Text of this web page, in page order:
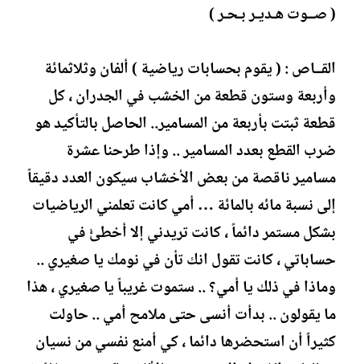
( صــوت هـديـر بـحـر )
القــاص : ( يقوم بحسابات رياضية ) ألفان وثلاثمائة
وأربعة وستون قطعة من الخشب في الجدران ، كل
قطعة ثبتت بأربعة من المسامير.. الحاصل بالتأكيد هو
ضرب القطع بعدد المسامير .. وإذا طرحنا عشرة
مسامير ناقصة من بعض الأخشاب سيكون العدد دقيقاً
إلى نسبة مائه بالمائة … أمي كانت تعلمني الرياضيات
بشكل مستمر دائماً ، كانت تريدني إلا أخطئْ في
حساباتي ، كانت تقول انك تأن في نومك يا صغيري ..
وماذا في ذلك يا أمي؟ .. ستموت غريباً يا صغيري ، هذا
ما يقولون .. بدأت أنسى حتى ملامح أمي .. حاولت
كثيراً أن استحضرها دائما ، كي أمنع نفسي من نسيان